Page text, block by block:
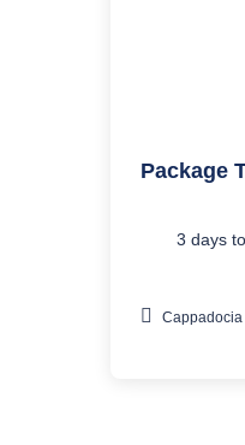
Package
3 days
Cappadocia